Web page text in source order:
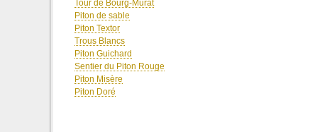
Tour de Bourg-Murat
Piton de sable
Piton Textor
Trous Blancs
Piton Guichard
Sentier du Piton Rouge
Piton Misère
Piton Doré